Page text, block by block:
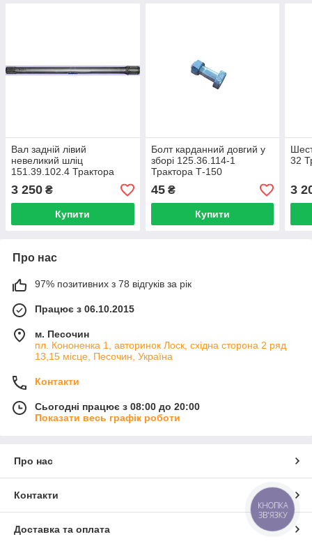
Вал задній лівий
невеликий шліц
151.39.102.4 Трактора
Т-150
3 250 ₴
Купити
Болт карданний довгий у
зборі 125.36.114-1
Трактора Т-150
45₴
Купити
32
3
Про нас
97% позитивних з 78 відгуків за рік
Працює з 06.10.2015
м. Песочин
пл. Кононенка 1, авторинок Лоск, східна сторона 2 ряд
13,15 місце, Песочин, Україна
Контакти
Сьогодні працює з 08:00 до 20:00
Показати весь графік роботи
Про нас
Контакти
Доставка та оплата
КНОПКА
ЗВ'ЯЗКУ